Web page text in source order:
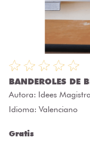
BANDEROLES DE
Autora: Idees
Idioma: Valenciano
Gratis